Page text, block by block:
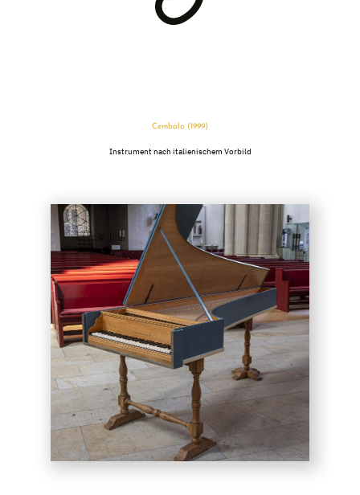
Cembalo (1999)
Instrument nach italienischem Vorbild